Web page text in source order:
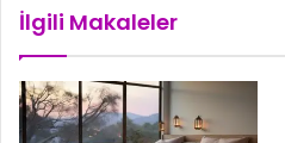
İlgili Makaleler